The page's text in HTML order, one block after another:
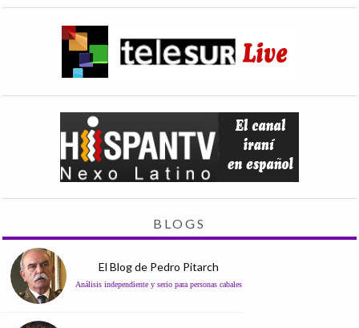
BLOGS
El Blog de Pedro Pitarch
Análisis independiente y serio para personas cabales